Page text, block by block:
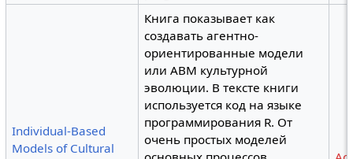
Individual-Based
Models of Cultural
Книга показывает как
создавать агентно-
ориентированные модели
или ABM культурной
эволюции. В тексте книги
используется код на языке
программирования R. От
очень простых моделей